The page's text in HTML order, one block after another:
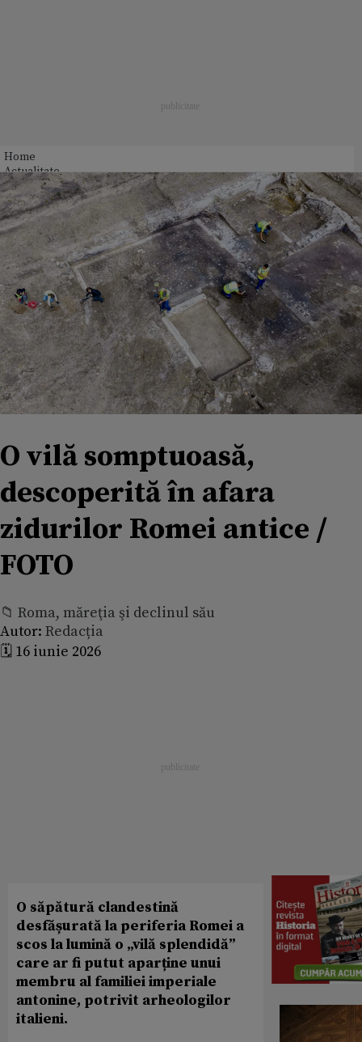
Home
Actualitate
O vilă somptuoasă,
descoperită în afara
zidurilor Romei antice /
FOTO
📁 Roma, măreţia şi declinul său
Autor: Redacția
🗓️ 16 iunie 2026
O săpătură clandestină
desfășurată la periferia Romei a
scos la lumină o „vilă splendidă”
care ar fi putut aparține unui
membru al familiei imperiale
antonine, potrivit arheologilor
italieni.